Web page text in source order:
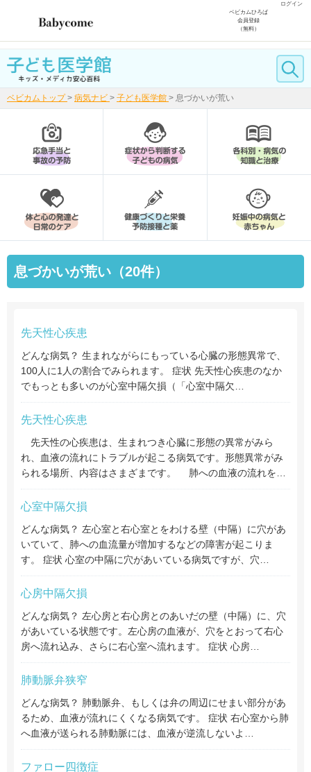
ログイン
ベビカムひろば
会員登録
（無料）
ベビカムトップ > 病気ナビ > 子ども医学館 > 息づかいが荒い
息づかいが荒い（20件）
先天性心疾患
どんな病気？ 生まれながらにもっている心臓の形態異常で、
100人に1人の割合でみられます。 症状 先天性心疾患のなか
でもっとも多いのが心室中隔欠損（「心室中隔欠…
先天性心疾患
先天性の心疾患は、生まれつき心臓に形態の異常がみら
れ、血液の流れにトラブルが起こる病気です。形態異常がみ
られる場所、内容はさまざまです。 肺への血液の流れを…
心室中隔欠損
どんな病気？ 左心室と右心室とをわける壁（中隔）に穴があ
いていて、肺への血流量が増加するなどの障害が起こりま
す。 症状 心室の中隔に穴があいている病気ですが、穴…
心房中隔欠損
どんな病気？ 左心房と右心房とのあいだの壁（中隔）に、穴
があいている状態です。左心房の血液が、穴をとおって右心
房へ流れ込み、さらに右心室へ流れます。 症状 心房…
肺動脈弁狭窄
どんな病気？ 肺動脈弁、もしくは弁の周辺にせまい部分があ
るため、血液が流れにくくなる病気です。 症状 右心室から肺
へ血液が送られる肺動脈には、血液が逆流しないよ…
ファロー四徴症